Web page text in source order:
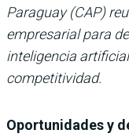
Paraguay (CAP)
empresarial para
inteligencia
competitividad.
Oportunidades y